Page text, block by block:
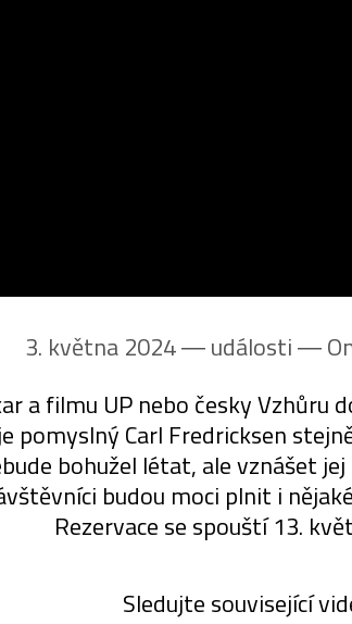
3. května 2024 ― události ―
a filmu UP nebo česky
pomyslný Carl Fredricksen
bohužel létat, ale vznášet
budou moci plnit i
Rezervace se spouští 13.
Sledujte související